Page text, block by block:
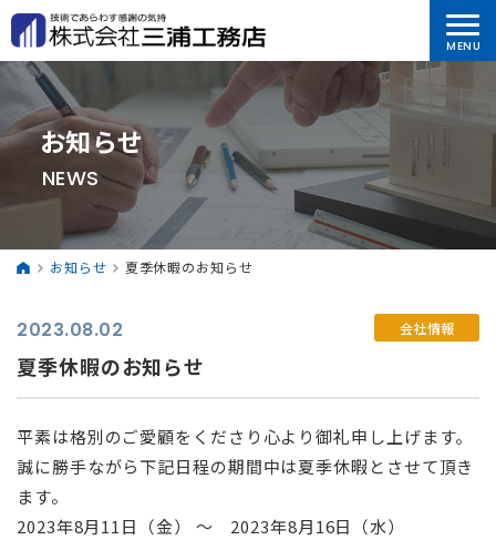
お知らせ
NEWS
お知らせ 夏季休暇のお知らせ
2023.08.02 会社情報
夏季休暇のお知らせ
平素は格別のご愛顧をくださり心より御礼申し上げます。
誠に勝手ながら下記日程の期間中は夏季休暇とさせて頂き
ます。
2023年8月11日（金） ～ 2023年8月16日（水）